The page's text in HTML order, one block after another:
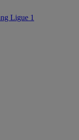
Ligue 1